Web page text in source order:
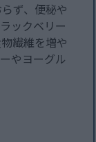
ず、便秘や
ックベリー
繊維を増や
やヨーグル